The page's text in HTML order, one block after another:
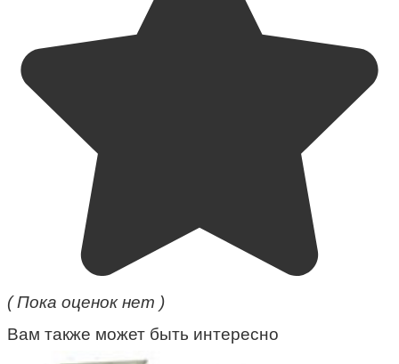
( Пока оценок нет )
Вам также может быть интересно